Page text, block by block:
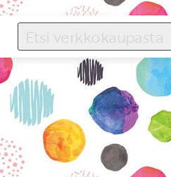
KIRJAUDU SISÄÄN
Käyttäjätunnus
Salasana
Unohtuiko salasana?